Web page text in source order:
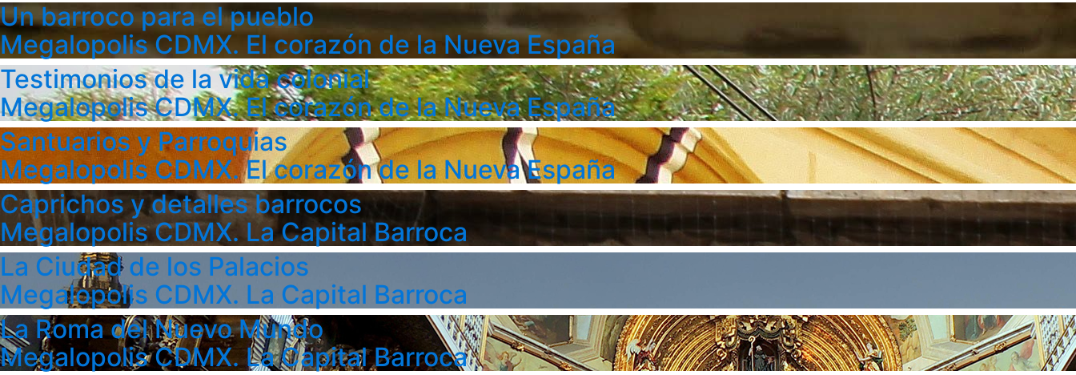
Un barroco para el pueblo
Megalopolis CDMX. El corazón de la Nueva España
Testimonios de la vida colonial
Megalopolis CDMX. El corazón de la Nueva España
Santuarios y Parroquias
Megalopolis CDMX. El corazón de la Nueva España
Caprichos y detalles barrocos
Megalopolis CDMX. La Capital Barroca
La Ciudad de los Palacios
Megalopolis CDMX. La Capital Barroca
La Roma del Nuevo Mundo
Megalopolis CDMX. La Capital Barroca